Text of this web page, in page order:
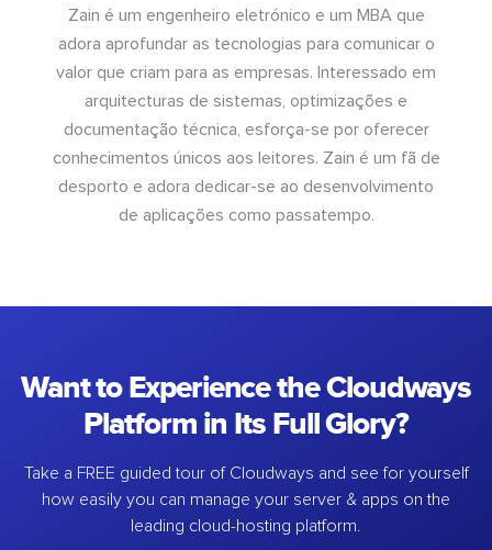
Zain é um engenheiro eletrónico e um MBA que
adora aprofundar as tecnologias para comunicar o
valor que criam para as empresas. Interessado em
arquitecturas de sistemas, optimizações e
documentação técnica, esforça-se por oferecer
conhecimentos únicos aos leitores. Zain é um fã de
desporto e adora dedicar-se ao desenvolvimento
de aplicações como passatempo.
Want to Experience the Cloudways
Platform in Its Full Glory?
Take a FREE guided tour of Cloudways and see for yourself
how easily you can manage your server & apps on the
leading cloud-hosting platform.